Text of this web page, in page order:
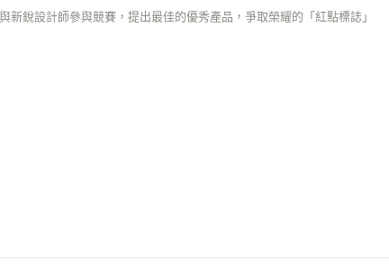
銳設計師參與競賽，提出最佳的優秀產品，爭取榮耀的「紅點標誌」